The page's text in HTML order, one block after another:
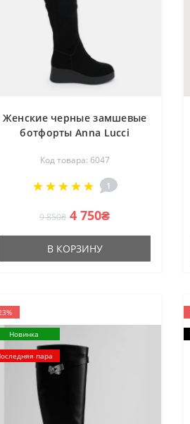
Женские черные замшевые
ботфорты Anna Lucci
6047 на платформе, с
утеплением еврозима
Код товара: 6047
1
9 850₴ 4 750₴
В КОРЗИНУ
Новинка
пара